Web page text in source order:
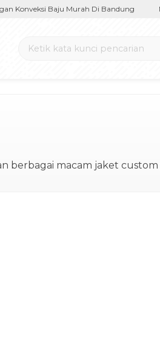
Konveksi Baju Murah Di Bandung
berbagai macam jaket